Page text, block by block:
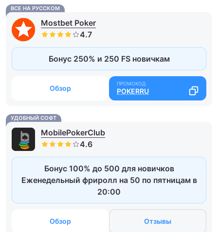
ВСЕ НА РУССКОМ
Mostbet Poker
Бонус 250% и 250 FS новичкам
Обзор POKERRU
УДОБНЫЙ СОФТ
MobilePokerClub
Бонус 100% до 500 для новичков
Еженедельный фриролл на 50 по пятницам в
20:00
Обзор Отзывы